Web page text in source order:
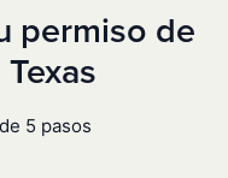
permiso de
5 pasos